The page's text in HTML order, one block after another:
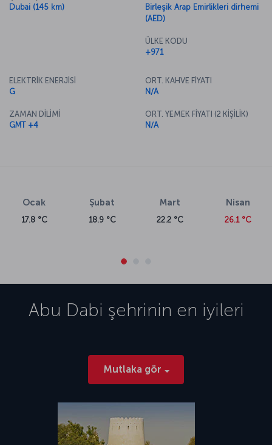
Dubai (145 km)
Birleşik Arap Emirlikleri dirhemi
(AED)
ÜLKE KODU
+971
ELEKTRİK ENERJİSİ
G
ZAMAN DİLİMİ
GMT +4
ORT. KAHVE FİYATI
N/A
ORT. YEMEK FİYATI (2 KİŞİLİK)
N/A
Ocak
17.8 °C
Şubat
18.9 °C
Mart
22.2 °C
Nisan
26.1 °C
Abu Dabi şehrinin en iyileri
Mutlaka gör